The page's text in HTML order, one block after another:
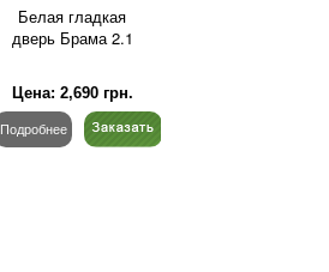
Белая гладкая
дверь Брама 2.1
Цена: 2,690грн.
Подробнее